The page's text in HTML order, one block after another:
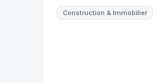
Construction & Immobilier